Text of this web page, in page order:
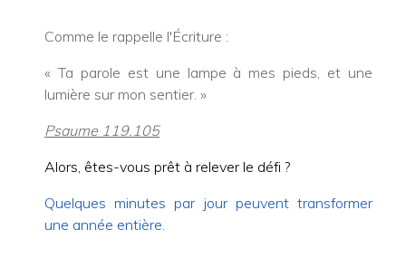
Comme le rappelle l'Écriture :
« Ta parole est une lampe à mes pieds, et une
lumière sur mon sentier. »
Psaume 119.105
Alors, êtes-vous prêt à relever le défi ?
Quelques minutes par jour peuvent transformer
une année entière.